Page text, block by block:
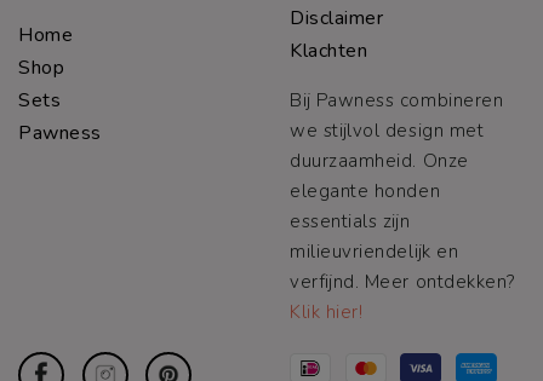
Home
Shop
Sets
Pawness
Disclaimer
Klachten
Bij Pawness combineren
we stijlvol design met
duurzaamheid. Onze
elegante honden
essentials zijn
milieuvriendelijk en
verfijnd. Meer ontdekken?
Klik hier!